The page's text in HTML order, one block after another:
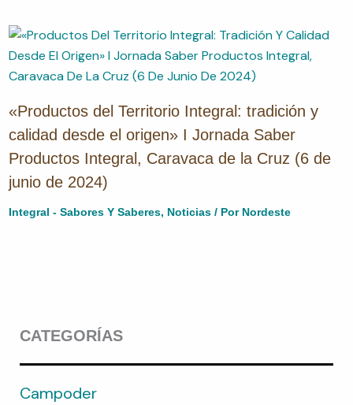
«Productos del Territorio Integral: tradición y
calidad desde el origen» I Jornada Saber
Productos Integral, Caravaca de la Cruz (6 de
junio de 2024)
Integral - Sabores Y Saberes, Noticias / Por Nordeste
CATEGORÍAS
Campoder